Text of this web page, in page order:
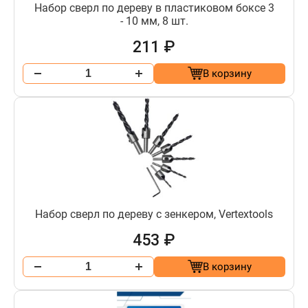
Набор сверл по дереву в пластиковом боксе 3
- 10 мм, 8 шт.
211 ₽
В корзину
Набор сверл по дереву с зенкером, Vertextools
453 ₽
В корзину